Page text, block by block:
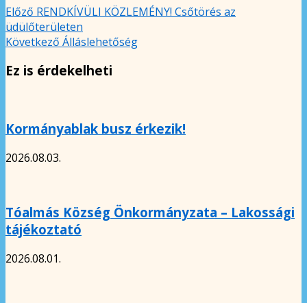
Előző RENDKÍVÜLI KÖZLEMÉNY! Csőtörés az
üdülőterületen
Következő Álláslehetőség
Ez is érdekelheti
Kormányablak busz érkezik!
2026.08.03.
Tóalmás Község Önkormányzata – Lakossági
tájékoztató
2026.08.01.